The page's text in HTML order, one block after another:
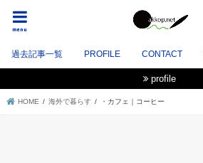
menu
過去記事一覧 PROFILE CONTACT
profile
HOME 海外で暮らす ・カフェ｜コーヒー